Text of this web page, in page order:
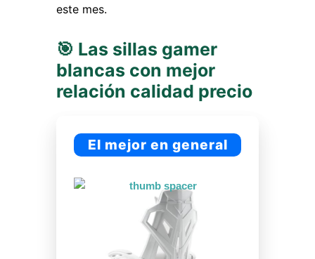
este mes.
🎯 Las sillas gamer
blancas con mejor
relación calidad precio
El mejor en general